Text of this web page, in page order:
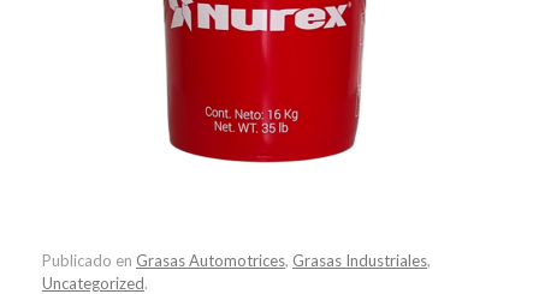
Publicado en Grasas Automotrices, Grasas Industriales,
Uncategorized.